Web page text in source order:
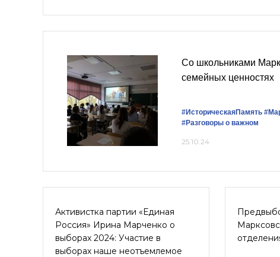
Со школьниками
семейных ценностях
#ИсторическаяПамять
#Разговоры о важном
25.10.24
Активистка партии «Единая
Россия» Ирина Марченко о
выборах 2024: Участие в
выборах наше неотъемлемое